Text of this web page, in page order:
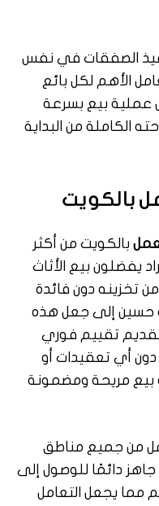
الصفقات في نفس
الأهم لكل بائع
عملية بيع بسرعة
الكاملة من البداية
بالكويت
بالكويت من أكثر
يفضلون بيع الأثاث
تخزينه دون فائدة
حسين إلى جعل هذه
تقديم تقييم فوري
أي تعقيدات أو
بيع مريحة ومضمونة
من جميع مناطق
جاهز دائمًا للوصول إلى
مما يجعل التعامل